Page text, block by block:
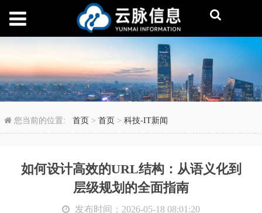
如何设计高效的URL结
您当前的位置:首页 >首页 >科技-IT新闻
如何设计高效的URL结构：从语义化到
层级规划的全面指南
发布时间：2026-05-18 08:01:20